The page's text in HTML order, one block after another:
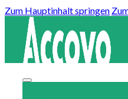
Zum Hauptinhalt springen